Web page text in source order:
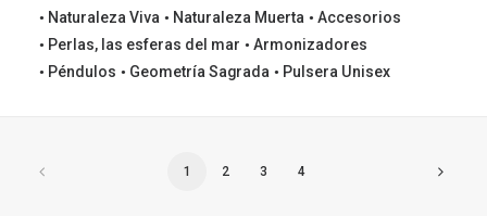
Naturaleza Viva
Naturaleza Muerta
Accesorios
Perlas, las esferas del mar
Armonizadores
Péndulos
Geometría Sagrada Pulsera Unisex
1 2 3 4